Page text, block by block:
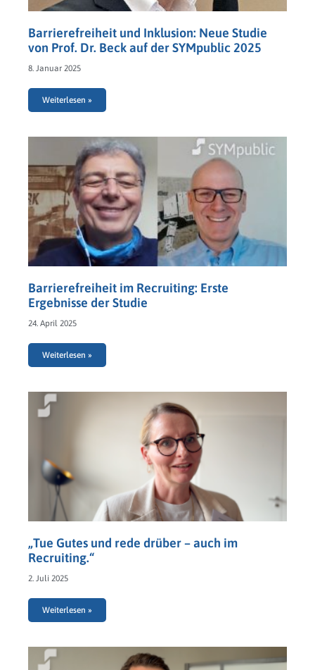
Barrierefreiheit und Inklusion: Neue Studie
von Prof. Dr. Beck auf der SYMpublic 2025
8. Januar 2025
Weiterlesen »
Barrierefreiheit im Recruiting: Erste
Ergebnisse der Studie
24. April 2025
Weiterlesen »
„Tue Gutes und rede drüber – auch im
Recruiting.“
2. Juli 2025
Weiterlesen »